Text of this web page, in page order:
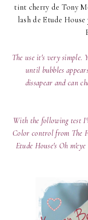
tint cherry de Tony
lash de Etude
The use it's very simple.
until bubbles
dissapear and can
With the following test
Color control from The
Etude House's Oh